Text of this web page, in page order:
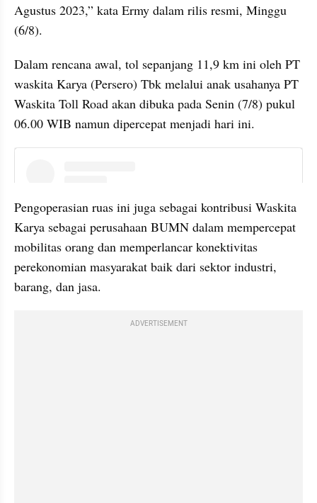
Agustus 2023,” kata Ermy dalam rilis resmi, Minggu
(6/8).
Dalam rencana awal, tol sepanjang 11,9 km ini oleh PT
waskita Karya (Persero) Tbk melalui anak usahanya PT
Waskita Toll Road akan dibuka pada Senin (7/8) pukul
06.00 WIB namun dipercepat menjadi hari ini.
Pengoperasian ruas ini juga sebagai kontribusi Waskita
Karya sebagai perusahaan BUMN dalam mempercepat
mobilitas orang dan memperlancar konektivitas
perekonomian masyarakat baik dari sektor industri,
barang, dan jasa.
ADVERTISEMENT